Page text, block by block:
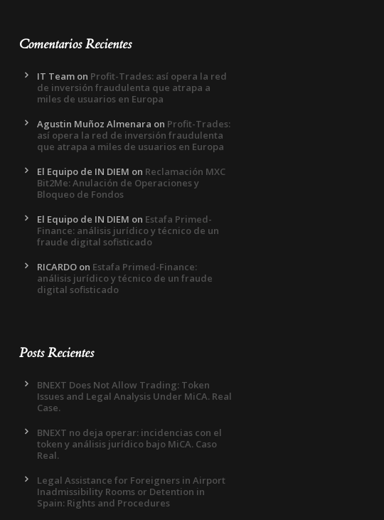
Comentarios Recientes
IT Team on Profit-Trades: así opera la red
de inversión fraudulenta que atrapa a
miles de usuarios en Europa
Agustin Muñoz Almenara on Profit-Trades:
así opera la red de inversión fraudulenta
que atrapa a miles de usuarios en Europa
El Equipo de IN DIEM on Reclamación MXC
Bit2Me: Anulación de Operaciones y
Bloqueo de Fondos
El Equipo de IN DIEM on Estafa Primed-
Finance: análisis jurídico y técnico de un
fraude digital sofisticado
RICARDO on Estafa Primed-Finance:
análisis jurídico y técnico de un fraude
digital sofisticado
Posts Recientes
BNEXT Does Not Allow Trading: Token
Issues and Legal Analysis Under MiCA. Real
Case.
BNEXT no deja operar: incidencias con el
token y análisis jurídico bajo MiCA. Caso
Real.
Legal Assistance for Foreigners in Airport
Inadmissibility Rooms or Detention in
Spain: Rights and Procedures